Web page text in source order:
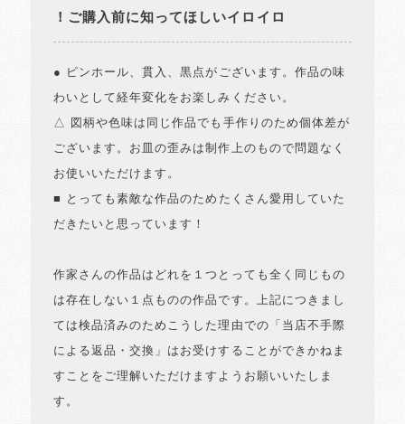
！ご購入前に知ってほしいイロイロ
● ピンホール、貫入、黒点がございます。作品の味
わいとして経年変化をお楽しみください。
△ 図柄や色味は同じ作品でも手作りのため個体差が
ございます。お皿の歪みは制作上のもので問題なく
お使いいただけます。
■ とっても素敵な作品のためたくさん愛用していた
だきたいと思っています！
作家さんの作品はどれを１つとっても全く同じもの
は存在しない１点ものの作品です。上記につきまし
ては検品済みのためこうした理由での「当店不手際
による返品・交換」はお受けすることができかねま
すことをご理解いただけますようお願いいたしま
す。